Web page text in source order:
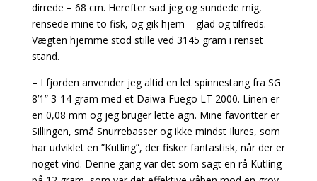
dirrede – 68 cm. Herefter sad jeg og sundede mig,
rensede mine to fisk, og gik hjem – glad og tilfreds.
Vægten hjemme stod stille ved 3145 gram i renset
stand.
– I fjorden anvender jeg altid en let spinnestang fra SG
8’1” 3-14 gram med et Daiwa Fuego LT 2000. Linen er
en 0,08 mm og jeg bruger lette agn. Mine favoritter er
Sillingen, små Snurrebasser og ikke mindst Ilures, som
har udviklet en ”Kutling”, der fisker fantastisk, når der er
noget vind. Denne gang var det som sagt en rå Kutling